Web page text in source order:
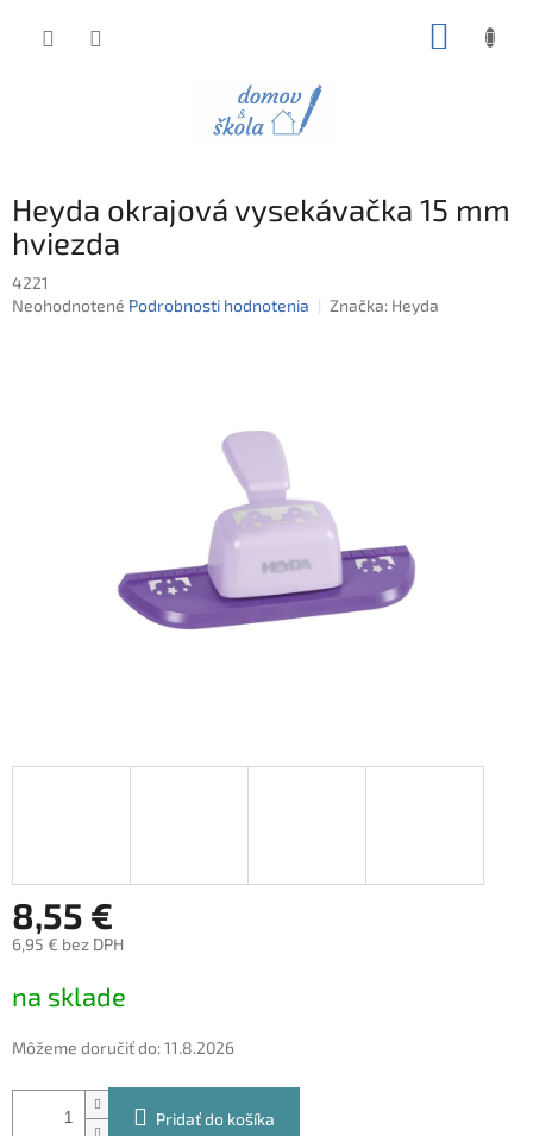
Heyda okrajová vysekávačka 15 mm
hviezda
4221
Priemerné
Neohodnotené Podrobnosti hodnotenia Značka: Heyda
8,55 €
6,95 € bez DPH
cena:
na sklade
Môžeme doručiť do:11.8.2026
Pridať do košíka